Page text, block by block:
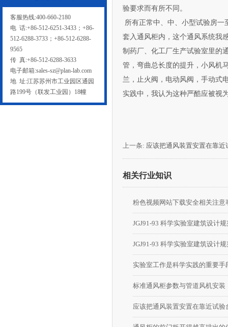
客服热线:400-660-2180
电 话:+86-512-6251-3433；+86-
512-6288-3733；+86-512-6288-
9565
传 真:+86-512-6288-3633
电子邮箱:sales-sz@plan-lab.com
地 址:江苏苏州市工业园区通园
路199号（联发工业园）18幢
验要求而有所不同。
所有正常中、中、小型试验房
套入通风柜内，这个通风系统我
制药厂、化工厂生产试验室里的
管，弯曲总长度的提升，小风
兰，止火阀，电动风阀，手
实践中，我认为这种严酷应被视为
上一条: 应该把通风装置安置在靠近
相关行业知识
粉色视频网站下载安全相关注意
JGJ91-93 科学实验室建筑设计规
JGJ91-93 科学实验室建筑设计规
实验室工作是科学实践的重要手
标准通风柜参数与管道风机安装
应该把通风装置安置在靠近试验